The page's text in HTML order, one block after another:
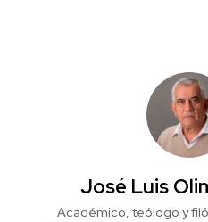
José Luis
Académico, teólogo y